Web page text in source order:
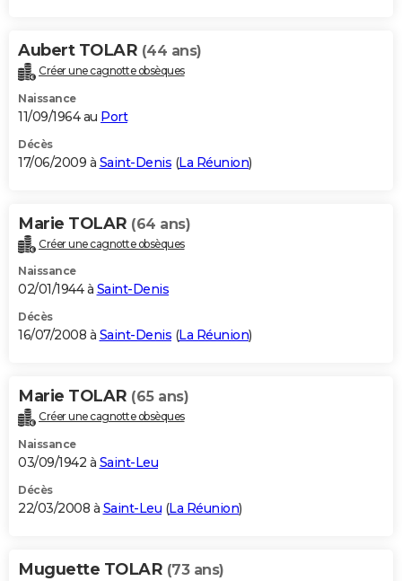
Aubert TOLAR (44 ans)
Créer une cagnotte obsèques
Naissance
11/09/1964 au Port
Décès
17/06/2009 à Saint-Denis (La Réunion)
Marie TOLAR (64 ans)
Créer une cagnotte obsèques
Naissance
02/01/1944 à Saint-Denis
Décès
16/07/2008 à Saint-Denis (La Réunion)
Marie TOLAR (65 ans)
Créer une cagnotte obsèques
Naissance
03/09/1942 à Saint-Leu
Décès
22/03/2008 à Saint-Leu (La Réunion)
Muguette TOLAR (73 ans)